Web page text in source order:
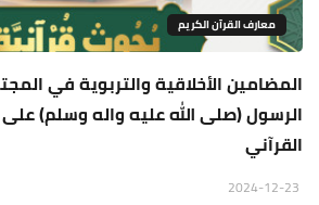
معارف القرآن الكريم
المضامين الأخلاقية والتربوية في
الرسول (صلى الله عليه واله وسلم)
القرآني